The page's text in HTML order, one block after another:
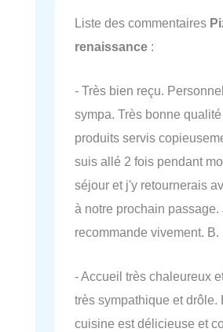
Liste des commentaires
renaissance :
- Très bien reçu.
sympa. Très bonne
produits servis
suis allé 2 fois pendant
séjour et j'y retournerais
à notre prochain passage.
recommande vivement. B.
- Accueil très chaleureux
très sympathique et drôle.
cuisine est délicieuse et